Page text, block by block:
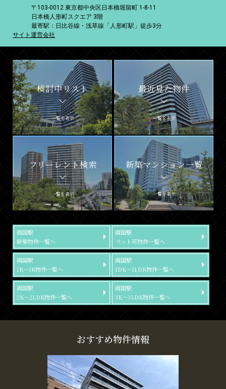
〒103-0012 東京都中央区日本橋堀留町 1-8-11
日本橋人形町スクエア 3階
最寄駅：日比谷線・浅草線「人形町駅」徒歩3分
サイト運営会社
検討中リスト
一覧を表示
最近見た物件
一覧を表示
フリーレント検索
一覧を表示
新築マンション一覧
一覧を表示
両国駅
新築物件一覧へ
両国駅
ペット可物件一覧へ
両国駅
1R～1K物件一覧へ
両国駅
1DK～1LDK物件一覧へ
両国駅
2K～2LDK物件一覧へ
両国駅
3K～3LDK物件一覧へ
おすすめ物件情報